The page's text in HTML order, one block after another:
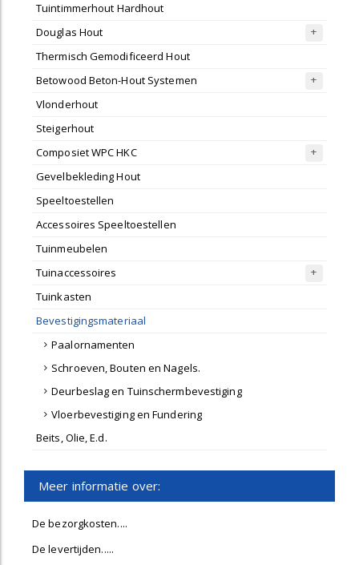
Tuintimmerhout Hardhout
Douglas Hout
Thermisch Gemodificeerd Hout
Betowood Beton-Hout Systemen
Vlonderhout
Steigerhout
Composiet WPC HKC
Gevelbekleding Hout
Speeltoestellen
Accessoires Speeltoestellen
Tuinmeubelen
Tuinaccessoires
Tuinkasten
Bevestigingsmateriaal
Paalornamenten
Schroeven, Bouten en Nagels.
Deurbeslag en Tuinschermbevestiging
Vloerbevestiging en Fundering
Beits, Olie, E.d.
Meer informatie over:
De bezorgkosten....
De levertijden.....